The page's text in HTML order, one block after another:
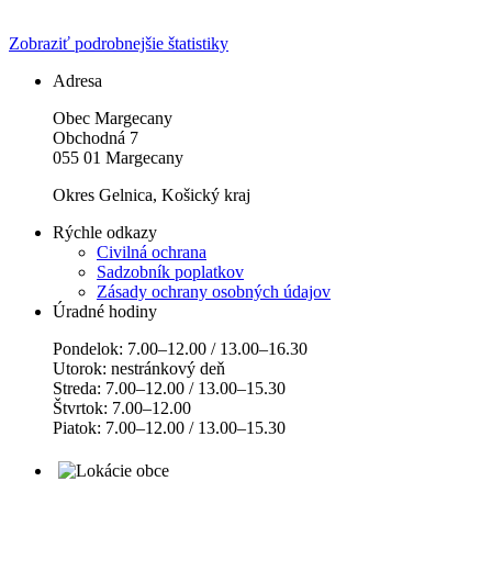
Zobraziť podrobnejšie štatistiky
Adresa
Obec Margecany
Obchodná 7
055 01 Margecany
Okres Gelnica, Košický kraj
Rýchle odkazy
Civilná ochrana
Sadzobník poplatkov
Zásady ochrany osobných údajov
Úradné hodiny
Pondelok: 7.00–12.00 / 13.00–16.30
Utorok: nestránkový deň
Streda: 7.00–12.00 / 13.00–15.30
Štvrtok: 7.00–12.00
Piatok: 7.00–12.00 / 13.00–15.30